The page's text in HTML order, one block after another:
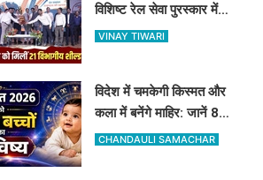
विशिष्ट रेल सेवा पुरस्कार में
जलवा: 21 शील्ड पर कब्जा,
VINAY TIWARI
विदेश में चमकेगी किस्मत और
कला में बनेंगे माहिर: जानें 8
अगस्त को जन्मे बच्चों का जीवन
CHANDAULI SAMACHAR